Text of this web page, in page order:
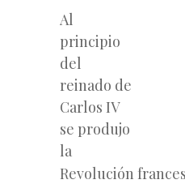
Al
principio
del
reinado de
Carlos IV
se produjo
la
Revolución